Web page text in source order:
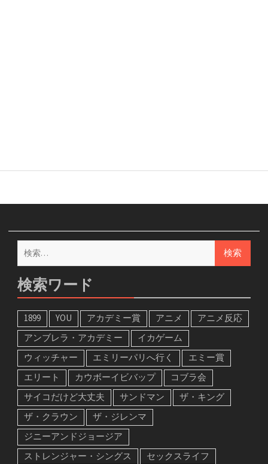
検
索:
検索ワード
1899 YOU アカデミー賞 アニメ
アニメ反応
アンブレラ・アカデミー
イカゲーム
ウィッチャー
エミリーパリへ行く
エミー賞
エリート
カウボーイビバップ
コブラ会
サイコだけど大丈夫
サンドマン
ザ・キング
ザ・クラウン
ザ・ジレンマ
ジニーアンドジョージア
ストレンジャー・シングス
セックスライフ